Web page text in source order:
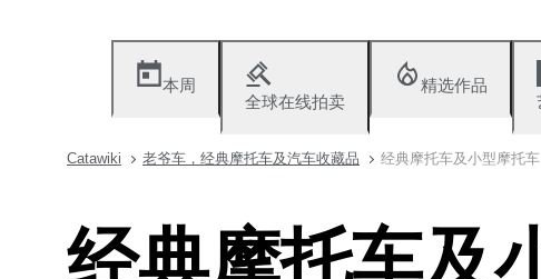
本周
全球在线拍卖
精选作品
Catawiki 老爷车，经典摩托车及汽车收藏品 经典摩托车及小型摩托车
经典摩托车及